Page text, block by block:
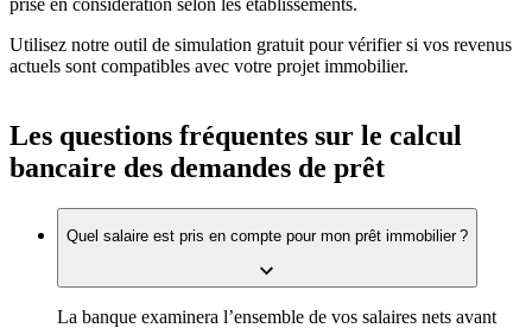
prise en considération selon les établissements.
Utilisez notre outil de simulation gratuit pour vérifier si vos revenus
actuels sont compatibles avec votre projet immobilier.
Les questions fréquentes sur le calcul
bancaire des demandes de prêt
Quel salaire est pris en compte pour mon prêt immobilier ?
La banque examinera l’ensemble de vos salaires nets avant